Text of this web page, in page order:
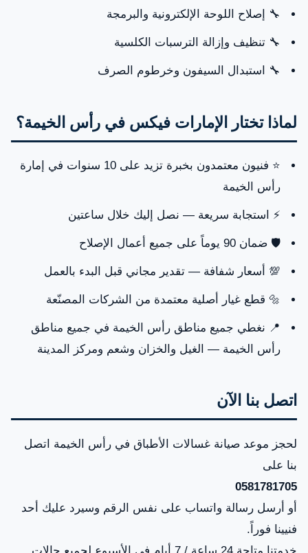
🔧 إصلاح اللوحة الإلكترونية والبرمجة
🔧 تنظيف وإزالة الترسبات الكلسية
🔧 استبدال السيفون وخرطوم الصرف
لماذا تختار الإمارات فيكس في رأس الخيمة؟
⭐ فنيون معتمدون بخبرة تزيد على 10 سنوات في إمارة
رأس الخيمة
⚡ استجابة سريعة — نصل إليك خلال ساعتين
🛡️ ضمان 90 يوماً على جميع أعمال الإصلاح
💯 أسعار شفافة — تقدير مجاني قبل البدء بالعمل
🔩 قطع غيار أصلية معتمدة من الشركات المصنّعة
📍 نغطي جميع مناطق رأس الخيمة في جميع مناطق
رأس الخيمة — الغيل والخزان وشعم ومركز المدينة
اتصل بنا الآن
لحجز موعد صيانة غسالات الأطباق في رأس الخيمة اتصل
بنا على
0581781705
أو أرسل رسالة واتساب على نفس الرقم وسيرد عليك أحد
فنيينا فوراً.
خدمتنا متاحة 24 ساعة / 7 أيام في الأسبوع لجميع حالات